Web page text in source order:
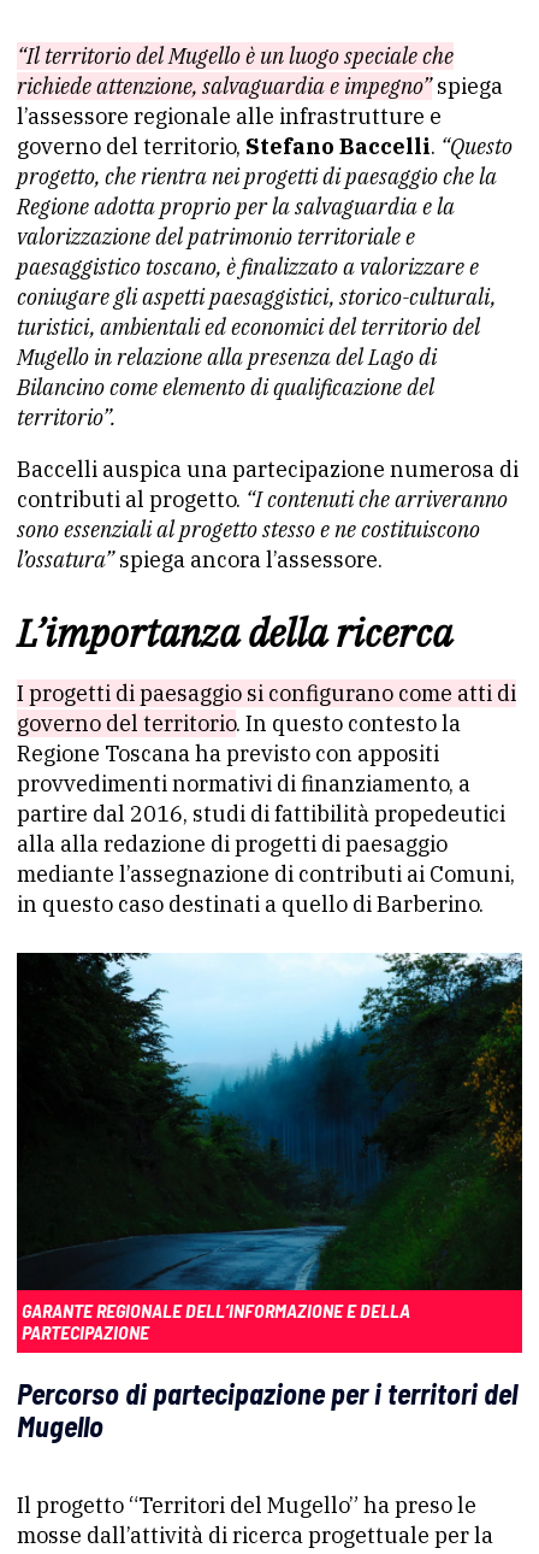
“Il territorio del Mugello è un luogo speciale che
richiede attenzione, salvaguardia e impegno”spiega
l’assessore regionale alle infrastrutture e
governo del territorio, Stefano Baccelli. “Questo
progetto, che rientra nei progetti di paesaggio che la
Regione adotta proprio per la salvaguardia e la
valorizzazione del patrimonio territoriale e
paesaggistico toscano, è finalizzato a valorizzare e
coniugare gli aspetti paesaggistici, storico-culturali,
turistici, ambientali ed economici del territorio del
Mugello in relazione alla presenza del Lago di
Bilancino come elemento di qualificazione del
territorio”.
Baccelli auspica una partecipazione numerosa di
contributi al progetto. “I contenuti che arriveranno
sono essenziali al progetto stesso e ne costituiscono
l’ossatura”spiega ancora l’assessore.
L’importanza della ricerca
I progetti di paesaggio si configurano come atti di
governo del territorio. In questo contesto la
Regione Toscana ha previsto con appositi
provvedimenti normativi di finanziamento, a
partire dal 2016, studi di fattibilità propedeutici
alla alla redazione di progetti di paesaggio
mediante l’assegnazione di contributi ai Comuni,
in questo caso destinati a quello di Barberino.
GARANTE REGIONALE DELL’INFORMAZIONE E DELLA
PARTECIPAZIONE
Percorso di partecipazione per i territori del
Mugello
Il progetto “Territori del Mugello” ha preso le
mosse dall’attività di ricerca progettuale per la